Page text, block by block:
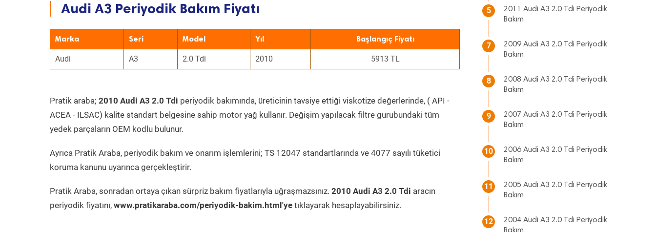
Audi A3 Periyodik Bakım Fiyatı
Marka Seri Model Yıl Başlangıç Fiyatı
Audi A3 2.0 Tdi 2010 5913 TL
Pratik araba; 2010 Audi A3 2.0 Tdi periyodik bakımında, üreticinin tavsiye ettiği viskotize değerlerinde, ( API -
ACEA - ILSAC) kalite standart belgesine sahip motor yağ kullanır. Değişim yapılacak filtre gurubundaki tüm
yedek parçaların OEM kodlu bulunur.
Ayrıca Pratik Araba, periyodik bakım ve onarım işlemlerini; TS 12047 standartlarında ve 4077 sayılı tüketici
koruma kanunu uyarınca gerçekleştirir.
Pratik Araba, sonradan ortaya çıkan sürpriz bakım fiyatlarıyla uğraşmazsınız. 2010 Audi A3 2.0 Tdi aracın
periyodik fiyatını, www.pratikaraba.com/periyodik-bakim.html'ye tıklayarak hesaplayabilirsiniz.
5
2011 Audi A3 2.0 Tdi Periyodik
Bakım
7
2009 Audi A3 2.0 Tdi Periyodik
Bakım
8
2008 Audi A3 2.0 Tdi Periyodik
Bakım
9
2007 Audi A3 2.0 Tdi Periyodik
Bakım
10
2006 Audi A3 2.0 Tdi Periyodik
Bakım
11
2005 Audi A3 2.0 Tdi Periyodik
Bakım
12
2004 Audi A3 2.0 Tdi Periyodik